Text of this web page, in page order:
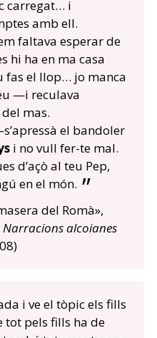
carregat… i
amb ell.
faltava esperar de
hi ha en ma casa
fas el llop… jo manca
—i reculava
mas.
el bandoler
i no vull fer-te mal.
d’açò al teu Pep,
en el món.
del Romà»,
Narracions alcoianes
i ve el tòpic els fills
tot pels fills ha de